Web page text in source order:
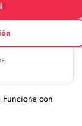
Funciona con